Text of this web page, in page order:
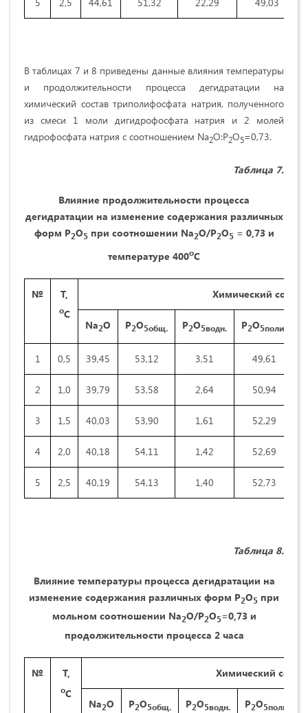
В таблицах 7 и 8 приведены данные влияния температуры
и продолжительности процесса дегидратации на
химический состав триполифосфата натрия, полученного
из смеси 1 моли дигидрофосфата натрия и 2 молей
гидрофосфата натрия с соотношением Na2O:P2O5=0,73.
Таблица 7.
Влияние продолжительности процесса
дегидратации на изменение содержания различных
форм Р2О5 при соотношении Na2O/P2O5 = 0,73 и
температуре 400оС
№ Т,
оС
Химический
Na2O P2O5общ. P2O5водн. P2O5поли.
1 0,5 39,45 53,12 3,51 49,61
2 1,0 39,79 53,58 2,64 50,94
3 1,5 40,03 53,90 1,61 52,29
4 2,0 40,18 54,11 1,42 52,69
5 2,5 40,19 54,13 1,40 52,73
Таблица 8.
Влияние температуры процесса дегидратации на
изменение содержания различных форм P2O5 при
мольном соотношении Na2O/P2O5=0,73 и
продолжительности процесса 2 часа
№ Т,
оС
Химический
Na2O P2O5общ. P2O5водн. P2O5поли.